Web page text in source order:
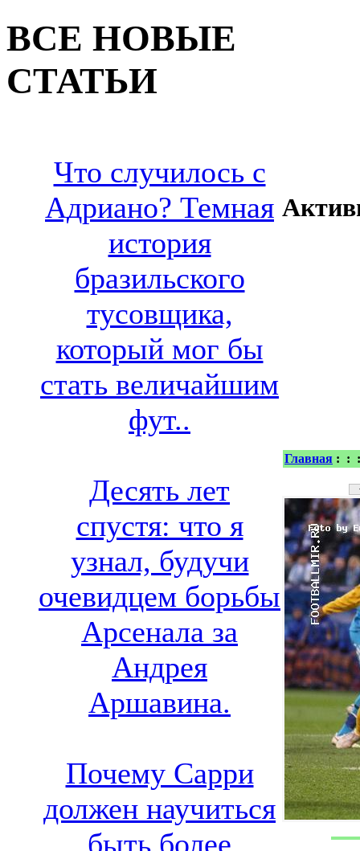
ВСЕ НОВЫЕ
СТАТЬИ
Что случилось с
Адриано? Темная
история
бразильского
тусовщика,
который мог бы
стать величайшим
фут..
Десять лет
спустя: что я
узнал, будучи
очевидцем борьбы
Арсенала за
Андрея
Аршавина.
Почему Сарри
должен научиться
быть более
Главная : :